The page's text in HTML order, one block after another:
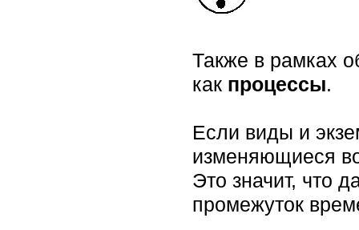
Также в рамках
как процессы.
Если виды и
изменяющиеся
Это значит, что
промежуток